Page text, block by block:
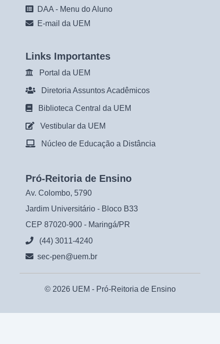
DAA - Menu do Aluno
E-mail da UEM
Links Importantes
Portal da UEM
Diretoria Assuntos Acadêmicos
Biblioteca Central da UEM
Vestibular da UEM
Núcleo de Educação a Distância
Pró-Reitoria de Ensino
Av. Colombo, 5790
Jardim Universitário - Bloco B33
CEP 87020-900 - Maringá/PR
(44) 3011-4240
sec-pen@uem.br
© 2026 UEM - Pró-Reitoria de Ensino